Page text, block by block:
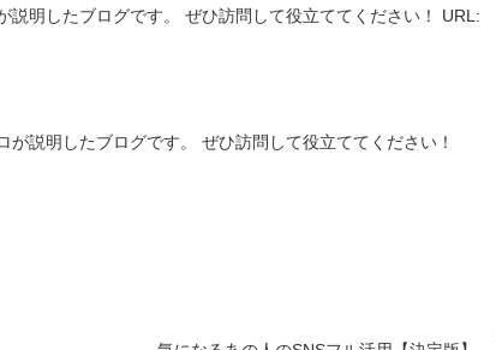
説明したブログです。 ぜひ訪問して役立ててください！ URL:
説明したブログです。 ぜひ訪問して役立ててください！